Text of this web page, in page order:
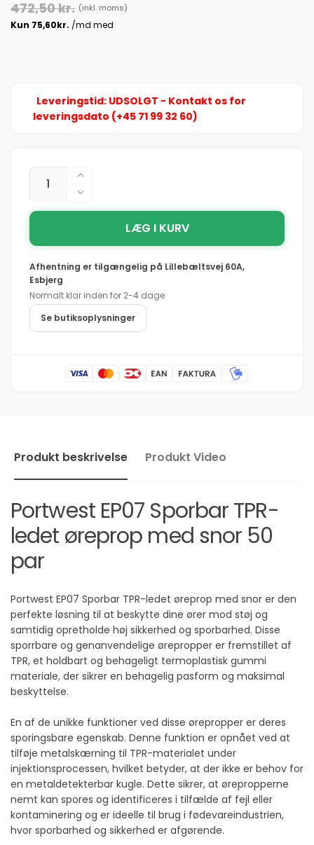
472,50 kr. (inkl. moms)
Leveringstid: UDSOLGT - Kontakt os for
leveringsdato (+45 71 99 32 60)
Antal
Øg
antallet
for
Portwest
TPR-
øreprop
med
snor
Reducer
antallet
Portwest
Sporbar
ledet
øreprop
med
par
LÆG I KURV
Afhentning er tilgængelig på Lillebæltsvej 60A,
Esbjerg
Normalt klar inden for 2-4 dage
Se butiksoplysninger
Produkt beskrivelse Produkt Video
Portwest EP07 Sporbar TPR-
ledet øreprop med snor 50
par
Portwest EP07 Sporbar TPR-ledet øreprop med snor er den
perfekte løsning til at beskytte dine ører mod støj og
samtidig opretholde høj sikkerhed og sporbarhed. Disse
sporrbare og genanvendelige ørepropper er fremstillet af
TPR, et holdbart og behageligt termoplastisk gummi
materiale, der sikrer en behagelig pasform og maksimal
beskyttelse.
En af de unikke funktioner ved disse ørepropper er deres
sporingsbare egenskab. Denne funktion er opnået ved at
tilføje metalskærning til TPR-materialet under
injektionsprocessen, hvilket betyder, at der ikke er behov for
en metaldetekterbar kugle. Dette sikrer, at ørepropperne
nemt kan spores og identificeres i tilfælde af fejl eller
kontaminering og er ideelle til brug i fødevareindustrien,
hvor sporbarhed og sikkerhed er afgørende.